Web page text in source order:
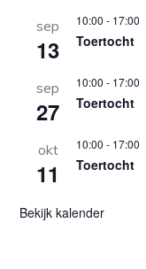
sep
13
10:00 - 17:00
Toertocht
sep
27
10:00 - 17:00
Toertocht
okt
11
10:00 - 17:00
Toertocht
Bekijk kalender